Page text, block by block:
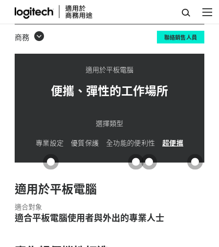
超
便
攜
商務 聯絡銷售人員
適用於平板電腦
便攜、彈性的工作場所
選擇類型
專業設定
優質保護 全功能的便利性 超便攜
適用於平板電腦
適合對象
適合平板電腦使用者與外出的專業人士